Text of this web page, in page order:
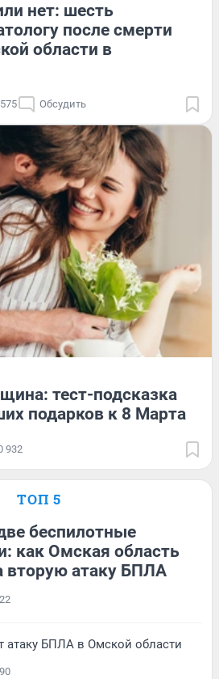
нет: шесть
после смерти
области в
Обсудить
тест-подсказка
подарков к 8 Марта
932
ТОП 5
беспилотные
как Омская область
вторую атаку БПЛА
22
атаку БПЛА в Омской области
90